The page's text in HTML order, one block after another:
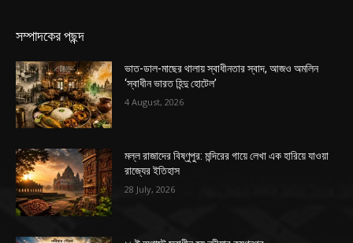
সম্পাদকের পছন্দ
ভাত-ডাল-মাছের থালায় স্বাধীনতার স্বাদ, আজও অমলিন
‘স্বাধীন ভারত হিন্দু হোটেল’
4 August, 2026
মল্ল রাজাদের বিষ্ণুপুর: মন্দিরের গায়ে লেখা এক হারিয়ে যাওয়া
রাজ্যের ইতিহাস
28 July, 2026